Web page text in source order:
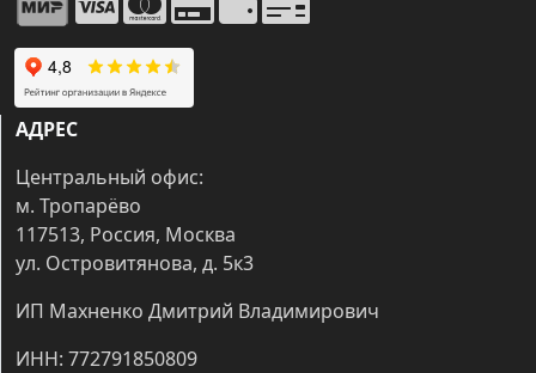
АДРЕС
Центральный офис:
м. Тропарёво
117513, Россия, Москва
ул. Островитянова, д. 5к3
ИП Махненко Дмитрий Владимирович
ИНН: 772791850809